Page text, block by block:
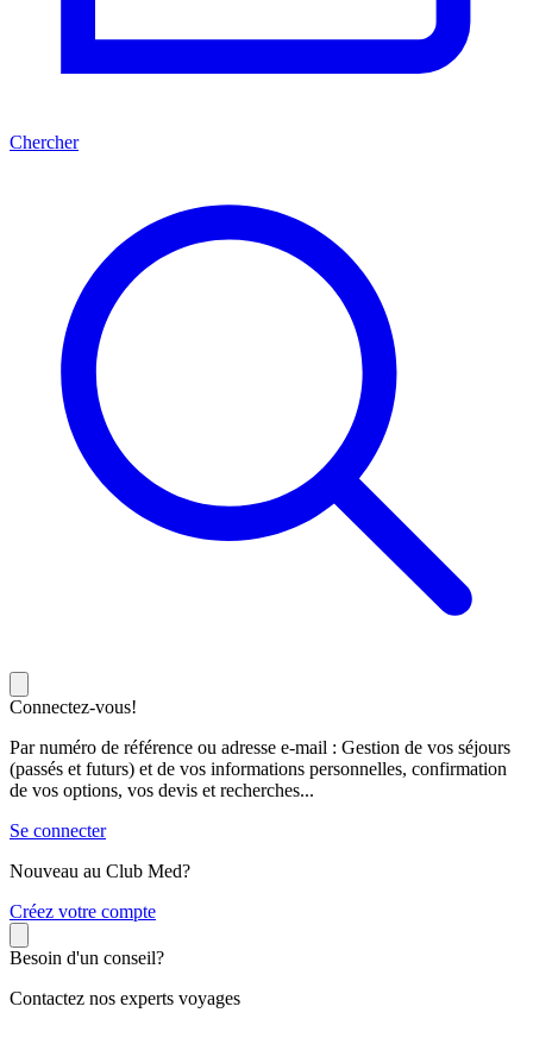
Chercher
Connectez-vous!
Par numéro de référence ou adresse e-mail : Gestion de vos séjours
(passés et futurs) et de vos informations personnelles, confirmation
de vos options, vos devis et recherches...
Se connecter
Nouveau au Club Med?
Créez votre compte
Besoin d'un conseil?
Contactez nos experts voyages